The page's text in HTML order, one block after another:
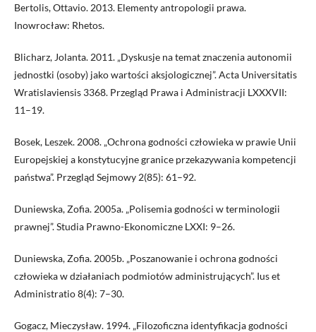
Bertolis, Ottavio. 2013. Elementy antropologii prawa.
Inowrocław: Rhetos.
Blicharz, Jolanta. 2011. „Dyskusje na temat znaczenia autonomii
jednostki (osoby) jako wartości aksjologicznej”. Acta Universitatis
Wratislaviensis 3368. Przegląd Prawa i Administracji LXXXVII:
11–19.
Bosek, Leszek. 2008. „Ochrona godności człowieka w prawie Unii
Europejskiej a konstytucyjne granice przekazywania kompetencji
państwa”. Przegląd Sejmowy 2(85): 61–92.
Duniewska, Zofia. 2005a. „Polisemia godności w terminologii
prawnej”. Studia Prawno-Ekonomiczne LXXI: 9–26.
Duniewska, Zofia. 2005b. „Poszanowanie i ochrona godności
człowieka w działaniach podmiotów administrujących”. Ius et
Administratio 8(4): 7–30.
Gogacz, Mieczysław. 1994. „Filozoficzna identyfikacja godności